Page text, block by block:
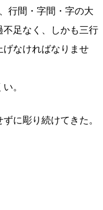
行間・字間・字の大
不足なく、しかも三行
げなければなりませ
。
に彫り続けてきた。